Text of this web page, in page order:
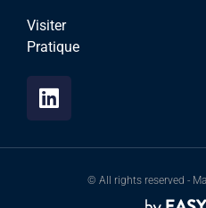
Visiter
Pratique
© All rights reserved -